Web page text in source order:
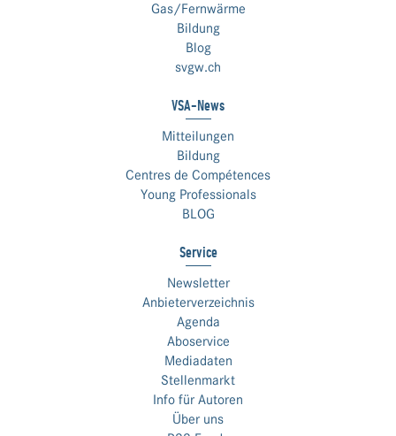
Gas/Fernwärme
Bildung
Blog
svgw.ch
VSA-News
Mitteilungen
Bildung
Centres de Compétences
Young Professionals
BLOG
Service
Newsletter
Anbieterverzeichnis
Agenda
Aboservice
Mediadaten
Stellenmarkt
Info für Autoren
Über uns